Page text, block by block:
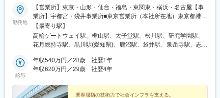
勤務地
【営業所】東京・山形・仙台・福島・東関東・横浜・名古屋【事
業所】宇都宮・袋井事業所■東京営業所（本社所在地）東京都港区
芝浦4-17-4日本ロードビル※本勤務地のみマイカー通勤できません
■山形営業所 山形県山形市大字十文字大門1546 ■仙台営業所 宮
城県仙台市太白区郡山字原田5-1■福島営業所福島県福島市松川町
■横浜営業所 神奈川県横浜市鶴見区東寺尾6-18-33■名古屋営業所
愛知県名古屋市北区志賀南通2-34■宇都宮事業所 栃木県鹿沼市茂
ー通勤OK※受動喫煙対策あり：オフィス内禁煙
【最寄り駅】
高輪ゲートウェイ駅、楯山駅、太子堂駅、松川駅、研究学園駅、
花月総持寺駅、黒川駅(愛知県)、鹿沼駅、袋井駅、泉岳寺駅、志賀
給与
年収540万円／28歳 社歴1年
年収620万円／29歳 社歴4年
業界屈指の技術力で社会インフラを支える。